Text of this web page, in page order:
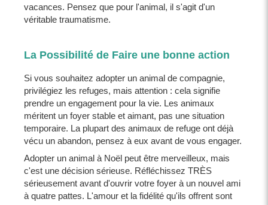
vacances. Pensez que pour l'animal, il s'agit d'un
véritable traumatisme.
La Possibilité de Faire une bonne action
Si vous souhaitez adopter un animal de compagnie,
privilégiez les refuges, mais attention : cela signifie
prendre un engagement pour la vie. Les animaux
méritent un foyer stable et aimant, pas une situation
temporaire. La plupart des animaux de refuge ont déjà
vécu un abandon, pensez à eux avant de vous engager.
Adopter un animal à Noël peut être merveilleux, mais
c'est une décision sérieuse. Réfléchissez TRÈS
sérieusement avant d'ouvrir votre foyer à un nouvel ami
à quatre pattes. L'amour et la fidélité qu'ils offrent sont